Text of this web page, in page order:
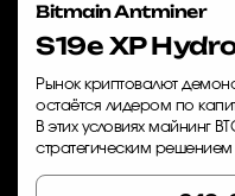
Bitmain Antminer
S19e XP
Рынок криптовалют
остаётся лидером по
В этих условиях майнинг
стратегическим